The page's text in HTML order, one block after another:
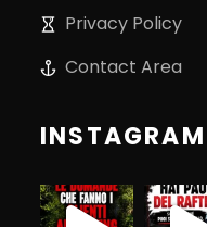
Privacy Policy
Contact Area
INSTAGRAM